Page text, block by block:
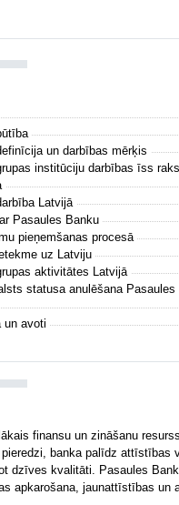
un darbības mērķis
institūciju darbības īss
Latvijā
Pasaules Banku
pieņemšanas procesā
uz Latviju
aktivitātes Latvijā
statusa anulēšana Pasaules
un avoti
finansu un zināšanu
banka palīdz attīstības
dzīves kvalitāti. Pasaules
apkarošana, jaunattīstības